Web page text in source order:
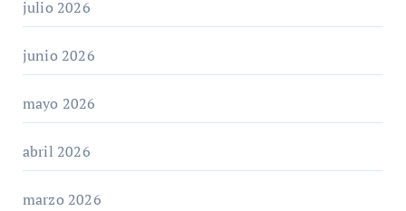
julio 2026
junio 2026
mayo 2026
abril 2026
marzo 2026